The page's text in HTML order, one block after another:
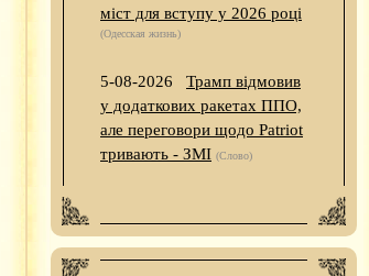
міст для вступу у 2026 році
(Одесская жизнь)
5-08-2026
Трамп відмовив
у додаткових ракетах ППО,
але переговори щодо Patriot
тривають - ЗМІ (Слово)